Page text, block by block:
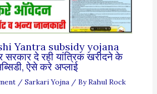
Yantra subsidy yojana
सरकार दे रही यांत्रिक खरीदने के
ऐसे करे अप्लाई
/ Sarkari Yojna/ ByRahul Rock